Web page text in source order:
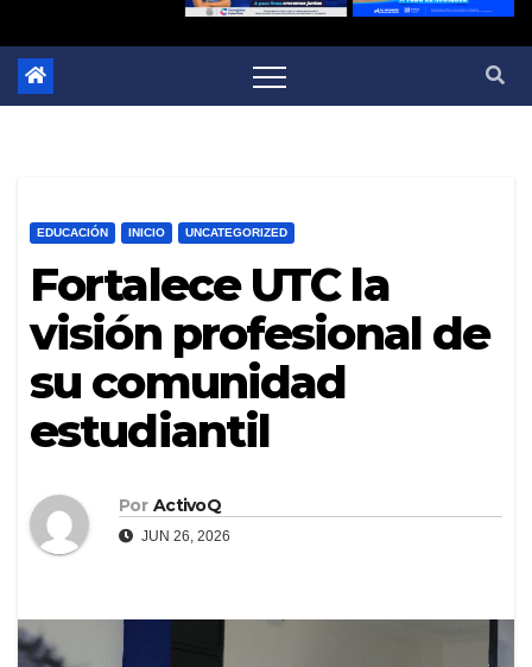
EDUCACIÓN INICIO UNCATEGORIZED
Fortalece UTC la
visión profesional de
su comunidad
estudiantil
Por ActivoQ
JUN 26, 2026